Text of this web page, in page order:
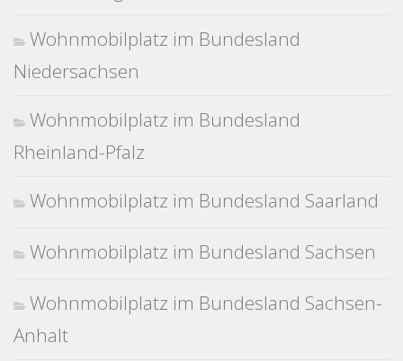
Wohnmobilplatz im Bundesland
Niedersachsen
Wohnmobilplatz im Bundesland
Rheinland-Pfalz
Wohnmobilplatz im Bundesland Saarland
Wohnmobilplatz im Bundesland Sachsen
Wohnmobilplatz im Bundesland Sachsen-
Anhalt